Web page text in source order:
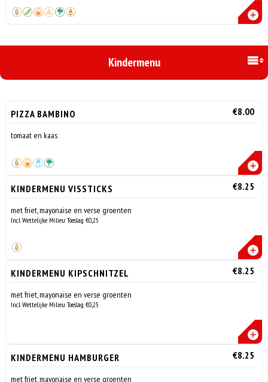
Kindermenu
PIZZA BAMBINO €8.00
tomaat en kaas
KINDERMENU VISSTICKS €8.25
met friet, mayonaise en verse groenten
Incl. Wettelijke Milieu Toeslag €0,25
KINDERMENU KIPSCHNITZEL €8.25
met friet, mayonaise en verse groenten
Incl. Wettelijke Milieu Toeslag €0,25
KINDERMENU HAMBURGER €8.25
met friet, mayonaise en verse groenten